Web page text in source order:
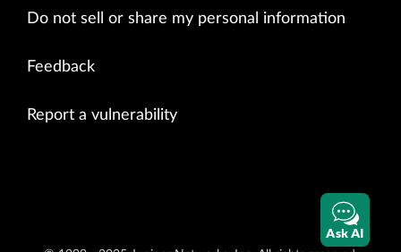
Do not sell or share my personal information
Feedback
Report a vulnerability
Ask AI